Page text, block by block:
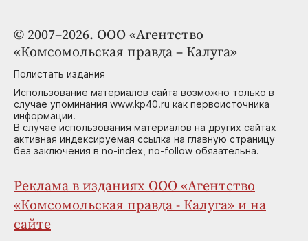
© 2007–2026. ООО «Агентство
«Комсомольская правда – Калуга»
Полистать издания
Использование материалов сайта возможно только в
случае упоминания www.kp40.ru как первоисточника
информации.
В случае использования материалов на других сайтах
активная индексируемая ссылка на главную страницу
без заключения в no-index, no-follow обязательна.
Реклама в изданиях ООО «Агентство
«Комсомольская правда - Калуга» и на
сайте